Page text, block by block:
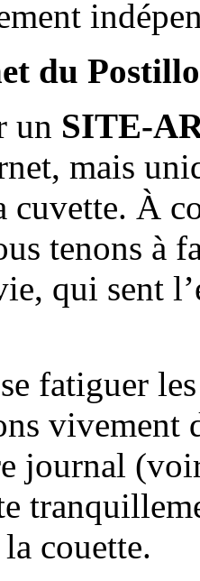
du
un SITE-
mais
cuvette. À
tenons à
qui sent
fatiguer
vivement
journal
couette.